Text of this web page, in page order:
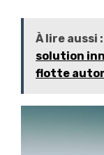
À lire aussi :
solution
flotte